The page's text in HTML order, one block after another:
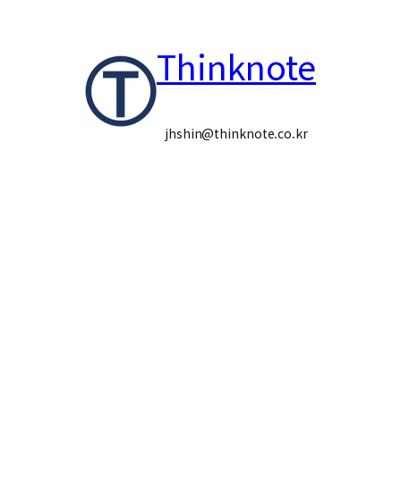
Thinknote
jhshin@thinknote.co.kr